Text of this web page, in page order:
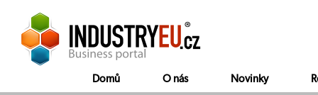
Domů O nás Novinky